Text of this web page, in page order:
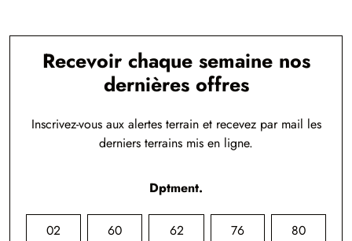
Recevoir chaque semaine nos
dernières offres
Inscrivez-vous aux alertes terrain et recevez par mail les
derniers terrains mis en ligne.
Dptment.
02 60 62 76 80